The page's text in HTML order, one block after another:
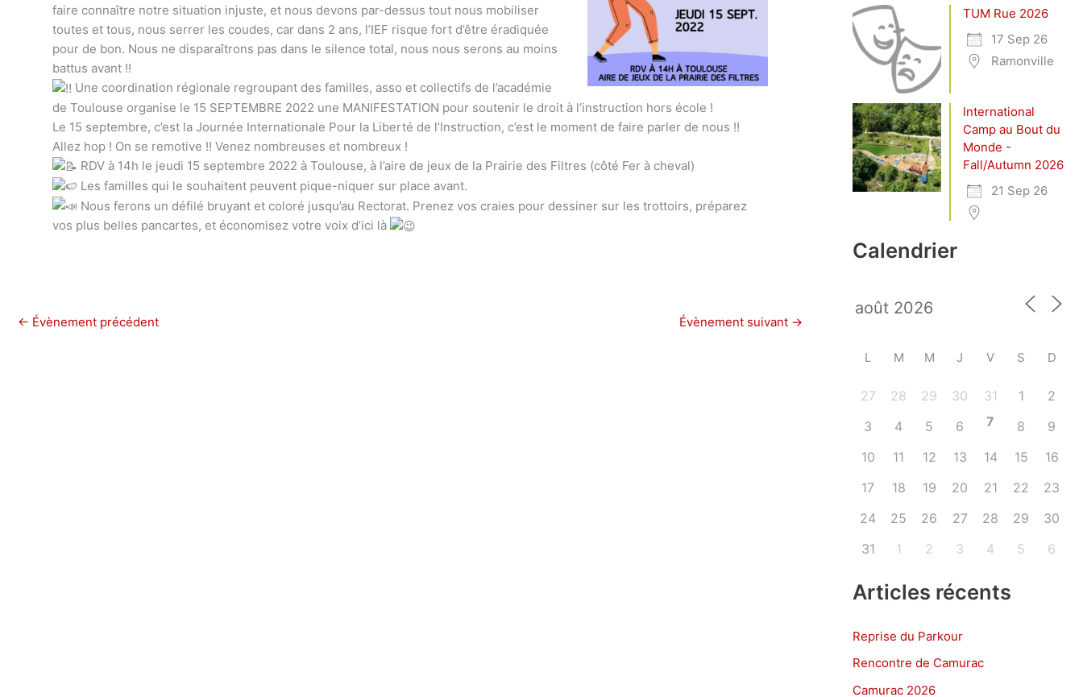
faire connaître notre situation injuste, et nous devons par-dessus tout nous mobiliser
toutes et tous, nous serrer les coudes, car dans 2 ans, l’IEF risque fort d’être éradiquée
pour de bon. Nous ne disparaîtrons pas dans le silence total, nous nous serons au moins
battus avant !!
Une coordination régionale regroupant des familles, asso et collectifs de l’académie
de Toulouse organise le 15 SEPTEMBRE 2022 une MANIFESTATION pour soutenir le droit à l’instruction hors école !
Le 15 septembre, c’est la Journée Internationale Pour la Liberté de l’Instruction, c’est le moment de faire parler de nous !!
Allez hop ! On se remotive !! Venez nombreuses et nombreux !
RDV à 14h le jeudi 15 septembre 2022 à Toulouse, à l’aire de jeux de la Prairie des Filtres (côté Fer à cheval)
Les familles qui le souhaitent peuvent pique-niquer sur place avant.
Nous ferons un défilé bruyant et coloré jusqu’au Rectorat. Prenez vos craies pour dessiner sur les trottoirs, préparez
vos plus belles pancartes, et économisez votre voix d’ici là
← Évènement précédent Évènement suivant →
TUM Rue 2026
17 Sep 26
Ramonville
International
Camp au Bout du
Monde -
Fall/Autumn 2026
21 Sep 26
Calendrier
L M M J V S D
27 28 29 30 31 1
2
3
4 5 6 7 8
9
10
11 12 13 14 15
16
17
18 19 20 21 22
23
24
25 26 27 28 29
30
31
1 2 3 4 5 6
Articles récents
Reprise du Parkour
Rencontre de Camurac
Camurac 2026